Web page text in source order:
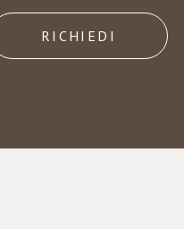
RICHIEDI